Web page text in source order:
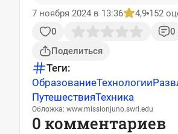
7 ноября 2024 в 13:36
4,9 152
0
0
Поделиться
Теги:
ОбразованиеТехнологии
ПутешествияТехника
Обложка: www.missionjuno.swri.edu
0 комментариев